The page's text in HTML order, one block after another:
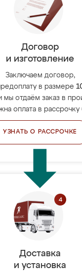
Договор
и изготовление
Заключаем договор,
в размере
мы отдаём заказ в
оплата в рассрочку
УЗНАТЬ О РАССРОЧКЕ
Доставка
и установка